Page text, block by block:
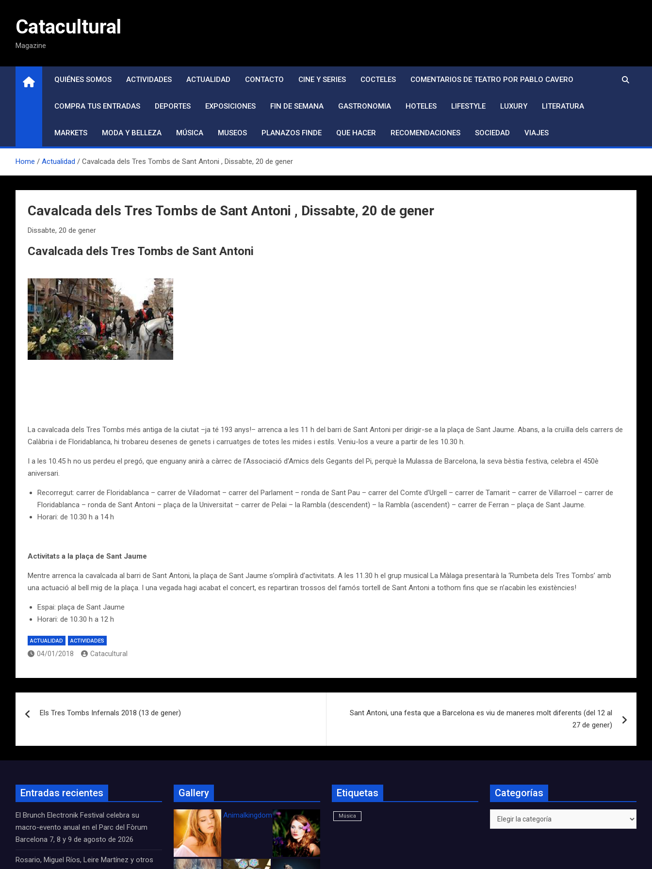
contenidoCatacultural
Magazine
QUIÉNES SOMOS ACTIVIDADES ACTUALIDAD CONTACTO CINE Y SERIES COCTELES COMENTARIOS DE TEATRO POR PABLO CAVERO
COMPRA TUS ENTRADAS DEPORTES EXPOSICIONES FIN DE SEMANA GASTRONOMIA HOTELES LIFESTYLE LUXURY LITERATURA
MARKETS MODA Y BELLEZA MÚSICA MUSEOS PLANAZOS FINDE QUE HACER RECOMENDACIONES SOCIEDAD VIAJES
Home Actualidad Cavalcada dels Tres Tombs de Sant Antoni , Dissabte, 20 de gener
Cavalcada dels Tres Tombs de Sant Antoni , Dissabte, 20 de gener
Dissabte, 20 de gener
Cavalcada dels Tres Tombs de Sant Antoni
La cavalcada dels Tres Tombs més antiga de la ciutat –ja té 193 anys!– arrenca a les 11 h del barri de Sant Antoni per dirigir-se a la plaça de Sant Jaume. Abans, a la cruïlla dels carrers de
Calàbria i de Floridablanca, hi trobareu desenes de genets i carruatges de totes les mides i estils. Veniu-los a veure a partir de les 10.30 h.
I a les 10.45 h no us perdeu el pregó, que enguany anirà a càrrec de l’Associació d’Amics dels Gegants del Pi, perquè la Mulassa de Barcelona, la seva bèstia festiva, celebra el 450è
aniversari.
Recorregut: carrer de Floridablanca – carrer de Viladomat – carrer del Parlament – ronda de Sant Pau – carrer del Comte d’Urgell – carrer de Tamarit – carrer de Villarroel – carrer de
Floridablanca – ronda de Sant Antoni – plaça de la Universitat – carrer de Pelai – la Rambla (descendent) – la Rambla (ascendent) – carrer de Ferran – plaça de Sant Jaume.
Horari: de 10.30 h a 14 h
Activitats a la plaça de Sant Jaume
Mentre arrenca la cavalcada al barri de Sant Antoni, la plaça de Sant Jaume s’omplirà d’activitats. A les 11.30 h el grup musical La Màlaga presentarà la ‘Rumbeta dels Tres Tombs’ amb
una actuació al bell mig de la plaça. I una vegada hagi acabat el concert, es repartiran trossos del famós tortell de Sant Antoni a tothom fins que se n’acabin les existències!
Espai: plaça de Sant Jaume
Horari: de 10.30 h a 12 h
ACTUALIDAD ACTIVIDADES
04/01/2018 Catacultural
de
entradas
Els Tres Tombs Infernals 2018 (13 de gener)
Sant Antoni, una festa que a Barcelona es viu de maneres molt diferents (del 12 al
27 de gener)
Entradas recientes
El Brunch Electronik Festival celebra su
macro-evento anual en el Parc del Fòrum
Barcelona 7, 8 y 9 de agosto de 2026
Rosario, Miguel Ríos, Leire Martínez y otros
Gallery
Animalkingdom_FichaCine
Etiquetas
Música
Categorías
Categorías